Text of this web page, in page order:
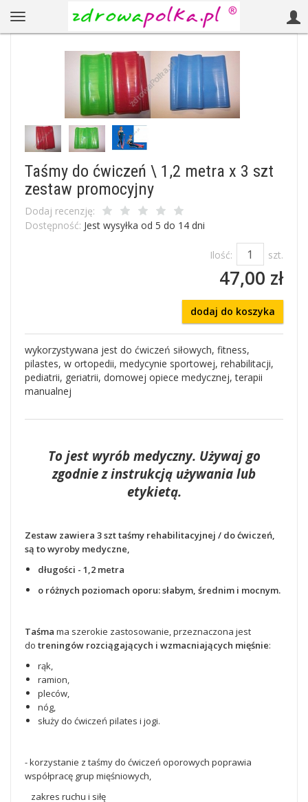
Taśmy do ćwiczeń \ 1,2 metra x 3 szt
zestaw promocyjny
Dodaj recenzję:
Dostępność: Jest wysyłka od 5 do 14 dni
Ilość: szt.
47,00 zł
dodaj do koszyka
wykorzystywana jest do ćwiczeń siłowych, fitness,
pilastes, w ortopedii, medycynie sportowej, rehabilitacji,
pediatrii, geriatrii, domowej opiece medycznej, terapii
manualnej
To jest wyrób medyczny. Używaj go
zgodnie z instrukcją używania lub
etykietą.
Zestaw zawiera 3 szt taśmy rehabilitacyjnej / do ćwiczeń,
są to wyroby medyczne,
długości - 1,2 metra
o różnych poziomach oporu: słabym, średnim i mocnym.
Taśma ma szerokie zastosowanie, przeznaczona jest
do treningów rozciągających i wzmacniających mięśnie:
rąk,
ramion,
pleców,
nóg,
służy do ćwiczeń pilates i jogi.
- korzystanie z taśmy do ćwiczeń oporowych poprawia
współpracę grup mięśniowych,
zakres ruchu i siłę